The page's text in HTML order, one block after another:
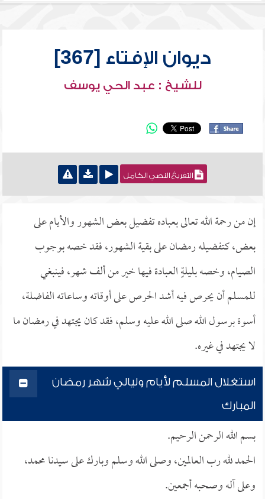
ديوان الإفتاء [367]
للشيخ : عبد الحي يوسف
التفريغ النصي الكامل
إن من رحمة الله تعالى بعباده تفضيل بعض الشهور والأيام على
بعض، كتفضيله رمضان على بقية الشهور، فقد خصه بوجوب
الصيام، وخصه بليلةٍ العبادة فيها خير من ألف شهر، فينبغي
للمسلم أن يحرص فيه أشد الحرص على أوقاته وساعاته الفاضلة،
أسوة برسول الله صلى الله عليه وسلم، فقد كان يجتهد في رمضان ما
لا يجتهد في غيره.
استغلال المسلم لأيام وليالي شهر رمضان
المبارك
بسم الله الرحمن الرحيم.
الحمد لله رب العالمين، وصلى الله وسلم وبارك على سيدنا محمد،
وعلى آله وصحبه أجمعين.